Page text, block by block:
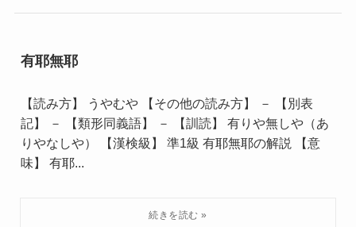
有耶無耶
【読み方】 うやむや 【その他の読み方】 － 【別表
記】 － 【類形同義語】 － 【訓読】 有りや無しや（あ
りやなしや） 【漢検級】 準1級 有耶無耶の解説 【意
味】 有耶...